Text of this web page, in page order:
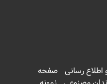
اطلاع رسانی صفحه